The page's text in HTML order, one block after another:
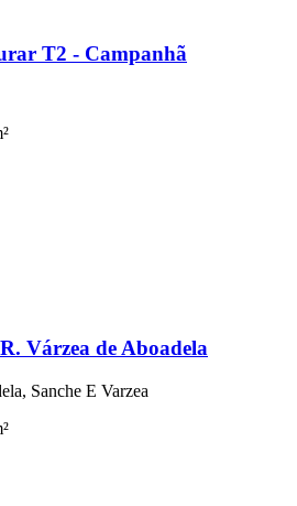
T2 - Campanhã
Várzea de Aboadela
Sanche E Varzea